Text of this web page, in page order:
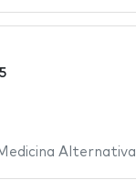
Alternativa